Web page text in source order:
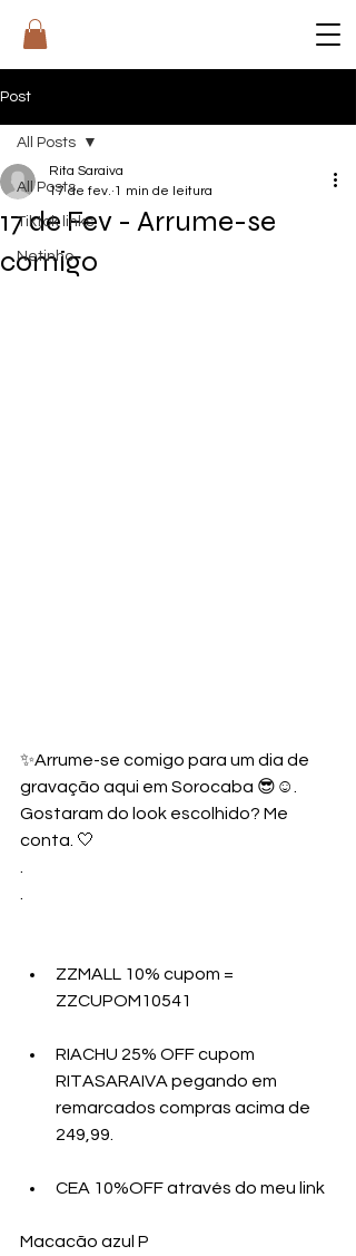
RIT
Post
All Posts
Tiktok links
Netinho
All Posts
17 de Fev - Arrume-se
comigo
Rita Saraiva
17 de fev. 1 min de leitura
✨Arrume-se comigo para um dia de
gravação aqui em Sorocaba 😎☺️.
Gostaram do look escolhido? Me
conta. 🤍
ZZMALL 10% cupom =
ZZCUPOM10541
RIACHU 25% OFF cupom
RITASARAIVA pegando em
remarcados compras acima de
249,99.
CEA 10%OFF através do meu link
Macacão azul P